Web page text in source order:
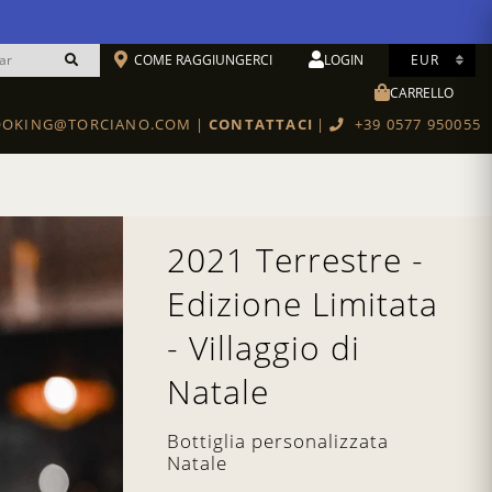
COME RAGGIUNGERCI
LOGIN
CARRELLO
Cantina toscana con vendita diretta di vini ed esperienze in tutta Italia
| CONTATTACI | +39 0577 950055
2021 Terrestre -
Edizione Limitata
- Villaggio di
Natale
Bottiglia personalizzata
Natale